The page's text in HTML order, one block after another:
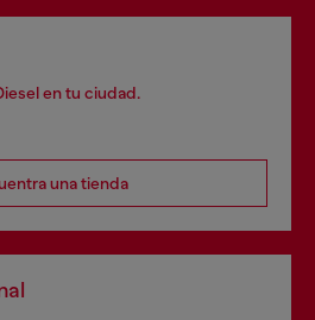
en tu ciudad.
una tienda